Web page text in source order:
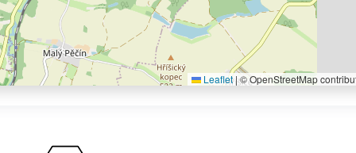
Leaflet|© OpenStreetMap